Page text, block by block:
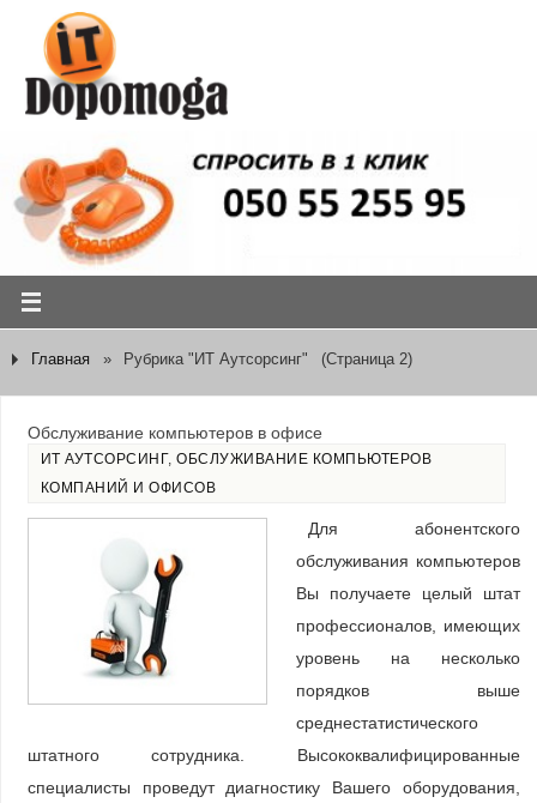
Главная » Рубрика "ИТ Аутсорсинг" (Страница 2)
Обслуживание компьютеров в офисе
ИТ АУТСОРСИНГ,ОБСЛУЖИВАНИЕ КОМПЬЮТЕРОВ
КОМПАНИЙ И ОФИСОВ
Для абонентского
обслуживания компьютеров
Вы получаете целый штат
профессионалов, имеющих
уровень на несколько
порядков выше
среднестатистического
штатного сотрудника. Высококвалифицированные
специалисты проведут диагностику Вашего оборудования,